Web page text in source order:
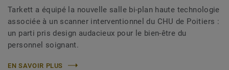
Tarkett a équipé la nouvelle salle bi-plan haute technologie
associée à un scanner interventionnel du CHU de Poitiers :
un parti pris design audacieux pour le bien-être du
personnel soignant.
EN SAVOIR PLUS